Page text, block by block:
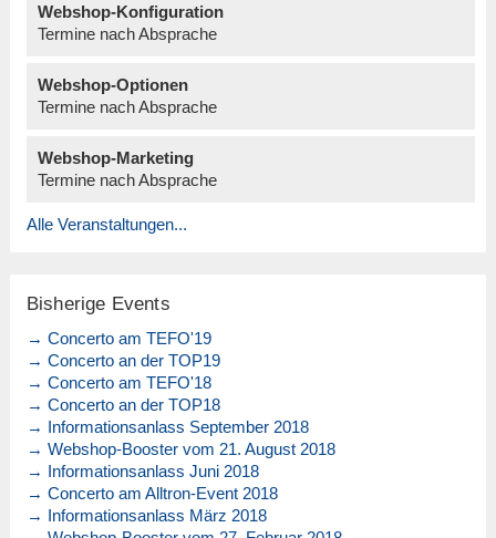
Webshop-Konfiguration
Termine nach Absprache
Webshop-Optionen
Termine nach Absprache
Webshop-Marketing
Termine nach Absprache
Alle Veranstaltungen...
Bisherige Events
→ Concerto am TEFO'19
→ Concerto an der TOP19
→ Concerto am TEFO'18
→ Concerto an der TOP18
→ Informationsanlass September 2018
→ Webshop-Booster vom 21. August 2018
→ Informationsanlass Juni 2018
→ Concerto am Alltron-Event 2018
→ Informationsanlass März 2018